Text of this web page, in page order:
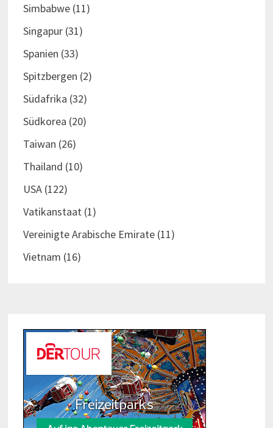
Simbabwe(11)
Singapur(31)
Spanien (33)
Spitzbergen (2)
Südafrika (32)
Südkorea (20)
Taiwan (26)
Thailand (10)
USA(122)
Vatikanstaat(1)
Vereinigte Arabische Emirate(11)
Vietnam (16)